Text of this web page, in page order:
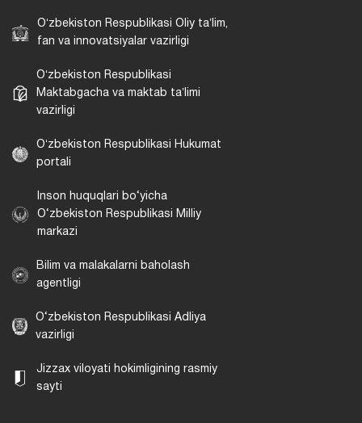
Oʻzbekiston Respublikasi Oliy taʼlim,
fan va innovatsiyalar vazirligi
Oʻzbekiston Respublikasi
Maktabgacha va maktab taʼlimi
vazirligi
Oʻzbekiston Respublikasi Hukumat
portali
Inson huquqlari bo‘yicha
O‘zbekiston Respublikasi Milliy
markazi
Bilim va malakalarni baholash
agentligi
O‘zbekiston Respublikasi Adliya
vazirligi
Jizzax viloyati hokimligining rasmiy
sayti